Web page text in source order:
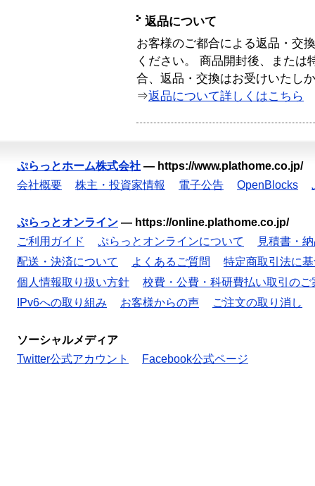
返品について
お客様のご都合による返品・交
ください。 商品開封後、または
合、返品・交換はお受けいたし
⇒返品について詳しくはこちら
ぷらっとホーム株式会社 — https://www.plathome.co.jp/
会社概要
株主・投資家情報 電子公告 OpenBlocks
ぷらっとオンライン — https://online.plathome.co.jp/
ご利用ガイド
ぷらっとオンラインについて
見積書・
配送・決済について
よくあるご質問
特定商取引法に
個人情報取り扱い方針
校費・公費・科研費払い取引のご
IPv6への取り組み
お客様からの声 ご注文の取り消し
ソーシャルメディア
Twitter公式アカウント
Facebook公式ページ